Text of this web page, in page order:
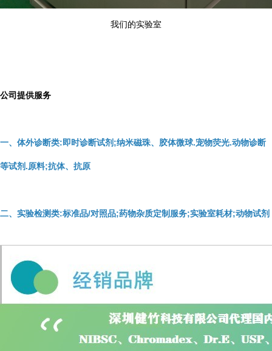
我们的实验室
公司提供服务
一、体外诊断类:即时诊断试剂;纳米磁珠、胶体微球.宠物荧光.动物诊断
等试剂.原料;抗体、抗原
二、实验检测类:标准品/对照品;药物杂质定制服务;实验室耗材;动物试剂